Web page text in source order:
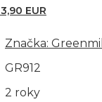
3,90 EUR
Značka: Greenmill
GR912
2 roky